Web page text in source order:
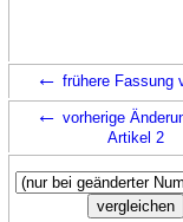
← frühere Fassung
← vorherige
Artikel 2